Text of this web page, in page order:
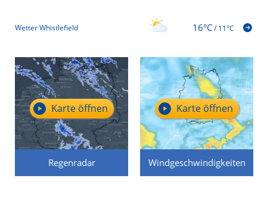
Wetter Whistlefield 16°C/11°C
Regenradar
Karte öffnen
Windgeschwindigkeiten
Karte öffnen